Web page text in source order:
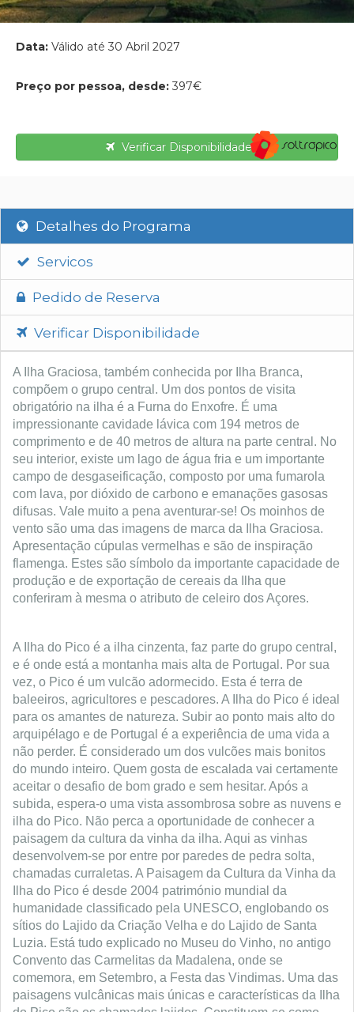
Data: Válido até 30 Abril 2027
Preço por pessoa, desde: 397€
Verificar Disponibilidade
Detalhes do Programa
Servicos
Pedido de Reserva
Verificar Disponibilidade
A Ilha Graciosa, também conhecida por Ilha Branca,
compõem o grupo central. Um dos pontos de visita
obrigatório na ilha é a Furna do Enxofre. É uma
impressionante cavidade lávica com 194 metros de
comprimento e de 40 metros de altura na parte central. No
seu interior, existe um lago de água fria e um importante
campo de desgaseificação, composto por uma fumarola
com lava, por dióxido de carbono e emanações gasosas
difusas. Vale muito a pena aventurar-se! Os moinhos de
vento são uma das imagens de marca da Ilha Graciosa.
Apresentação cúpulas vermelhas e são de inspiração
flamenga. Estes são símbolo da importante capacidade de
produção e de exportação de cereais da Ilha que
conferiram à mesma o atributo de celeiro dos Açores.
A Ilha do Pico é a ilha cinzenta, faz parte do grupo central,
e é onde está a montanha mais alta de Portugal. Por sua
vez, o Pico é um vulcão adormecido. Esta é terra de
baleeiros, agricultores e pescadores. A Ilha do Pico é ideal
para os amantes de natureza. Subir ao ponto mais alto do
arquipélago e de Portugal é a experiência de uma vida a
não perder. É considerado um dos vulcões mais bonitos
do mundo inteiro. Quem gosta de escalada vai certamente
aceitar o desafio de bom grado e sem hesitar. Após a
subida, espera-o uma vista assombrosa sobre as nuvens e
ilha do Pico. Não perca a oportunidade de conhecer a
paisagem da cultura da vinha da ilha. Aqui as vinhas
desenvolvem-se por entre por paredes de pedra solta,
chamadas curraletas. A Paisagem da Cultura da Vinha da
Ilha do Pico é desde 2004 património mundial da
humanidade classificado pela UNESCO, englobando os
sítios do Lajido da Criação Velha e do Lajido de Santa
Luzia. Está tudo explicado no Museu do Vinho, no antigo
Convento das Carmelitas da Madalena, onde se
comemora, em Setembro, a Festa das Vindimas. Uma das
paisagens vulcânicas mais únicas e características da Ilha